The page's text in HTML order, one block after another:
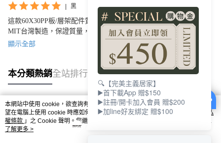
黑
這款60X30PP板/層架配件質量非常優良，完美主義的絕佳選擇！
MIT台灣製造，保證質量，我的收納空間真是得到了很大的改善。
簡單操作，安裝方便，強烈推薦這款商品！
顯示全部
本分類熱銷全站排行
熱門標籤
本網站中使用 cookie，欲查詢有關本網站使用 cookie 方式之詳情，及若您不希
望在電腦上使用 cookie 時應如何變更電腦的 cookie 設定，請參閱本網站「
隱私
權條款 」之 Cookie 聲明。您繼續使用本網站即表示您同意本公司得按本網站使
用條款之 Cookie 聲明使用 cookie。
了解更多 >
🔍【完美主義居家】
▶️首下載App 贈$150
▶️註冊/開卡加入會員 贈$200
▶️加line好友綁定 贈$100